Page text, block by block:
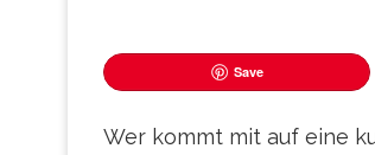
Save
Wer kommt mit auf eine